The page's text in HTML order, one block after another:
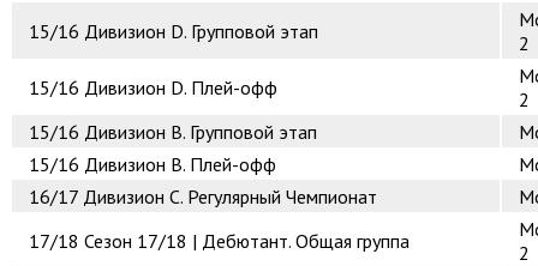
15/16 Дивизион D. Групповой этап
2
15/16 Дивизион D. Плей-офф
2
15/16 Дивизион B. Групповой этап
15/16 Дивизион B. Плей-офф
16/17 Дивизион C. Регулярный Чемпионат
17/18 Сезон 17/18 | Дебютант. Общая группа
2